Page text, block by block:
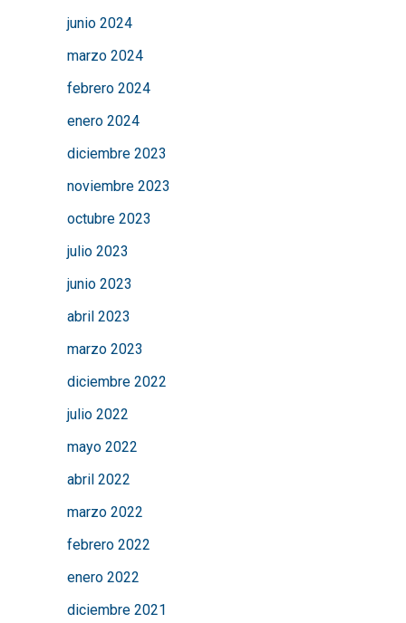
junio 2024
marzo 2024
febrero 2024
enero 2024
diciembre 2023
noviembre 2023
octubre 2023
julio 2023
junio 2023
abril 2023
marzo 2023
diciembre 2022
julio 2022
mayo 2022
abril 2022
marzo 2022
febrero 2022
enero 2022
diciembre 2021